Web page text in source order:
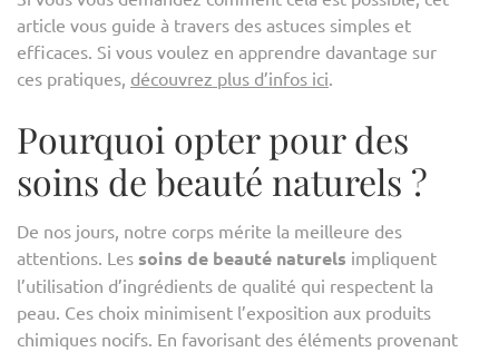
article vous guide à travers des astuces simples et
efficaces. Si vous voulez en apprendre davantage sur
ces pratiques, découvrez plus d’infos ici.
Pourquoi opter pour des
soins de beauté naturels ?
De nos jours, notre corps mérite la meilleure des
attentions. Les soins de beauté naturels impliquent
l’utilisation d’ingrédients de qualité qui respectent la
peau. Ces choix minimisent l’exposition aux produits
chimiques nocifs. En favorisant des éléments provenant